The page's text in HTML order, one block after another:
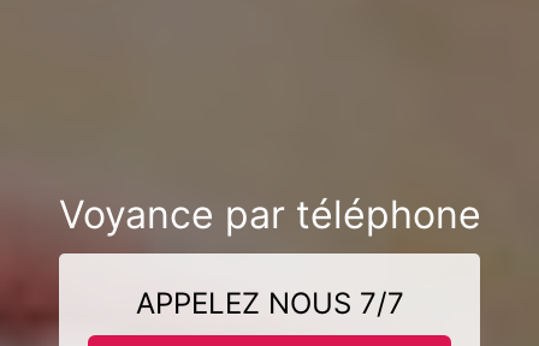
Voyance par téléphone
APPELEZ NOUS 7/7